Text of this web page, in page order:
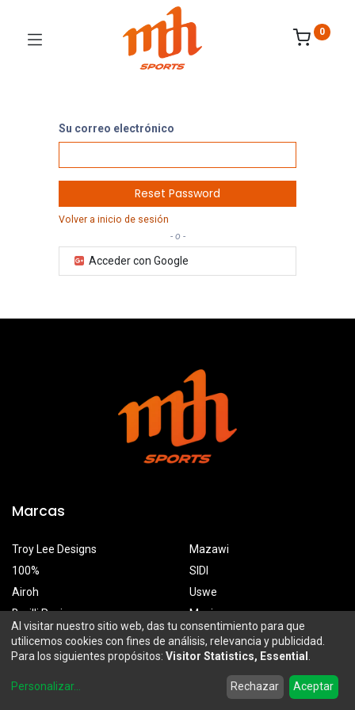
Wishlist Account
0
Su correo electrónico
Reset Password
Volver a inicio de sesión
- o -
Acceder con Google
Marcas
Troy Lee Designs
100%
Airoh
Borilli Racing
Mazawi
SIDI
Uswe
Maxima
MDH Sports
Prolongación Mariano Otero 2929-A, Santa Ana Tepetitlán
Al visitar nuestro sitio web, das tu consentimiento para que
utilicemos cookies con fines de análisis, relevancia y publicidad.
Para los siguientes propósitos: Visitor Statistics, Essential
Personalizar... Rechazar Aceptar